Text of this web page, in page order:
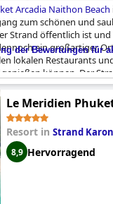
Arcadia Naithon Beach
zum schönen und
Strand öffentlich ist
ein großartiger
lokalen Restaurants
können. Der
sich perfekt zum Surfen
Einige Gäste fanden
und den Weg zum
was unangenehm sein
Privatstrand, und
Toiletten am Strand. Die
und perfekt für einen
der Bewertungen für
Le Meridien
Resort in Strand Karon
8,9 Hervorragend